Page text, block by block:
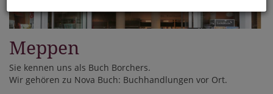
Meppen
Sie kennen uns als Buch Borchers.
Wir gehören zu Nova Buch: Buchhandlungen vor Ort.